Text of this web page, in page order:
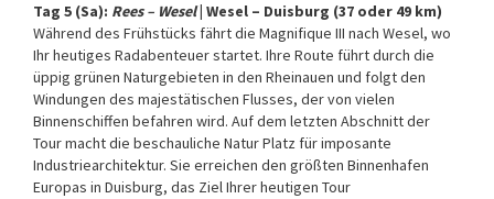
Tag 5 (Sa): Rees – Wesel| Wesel – Duisburg (37 oder 49 km)
Während des Frühstücks fährt die Magnifique III nach Wesel, wo
Ihr heutiges Radabenteuer startet. Ihre Route führt durch die
üppig grünen Naturgebieten in den Rheinauen und folgt den
Windungen des majestätischen Flusses, der von vielen
Binnenschiffen befahren wird. Auf dem letzten Abschnitt der
Tour macht die beschauliche Natur Platz für imposante
Industriearchitektur. Sie erreichen den größten Binnenhafen
Europas in Duisburg, das Ziel Ihrer heutigen Tour